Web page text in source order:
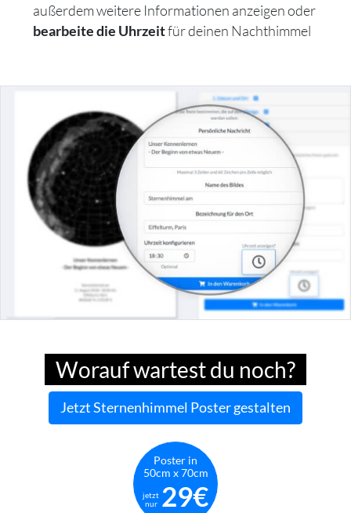
außerdem weitere Informationen anzeigen oder
bearbeite die Uhrzeitfür deinen Nachthimmel
Worauf wartest du noch?
Jetzt Sternenhimmel Poster gestalten
Poster in
50cm x 70cm
jetzt
nur 29€